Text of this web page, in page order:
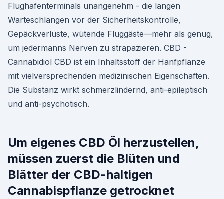
Flughafenterminals unangenehm - die langen
Warteschlangen vor der Sicherheitskontrolle,
Gepäckverluste, wütende Fluggäste—mehr als genug,
um jedermanns Nerven zu strapazieren. CBD -
Cannabidiol CBD ist ein Inhaltsstoff der Hanfpflanze
mit vielversprechenden medizinischen Eigenschaften.
Die Substanz wirkt schmerzlindernd, anti-epileptisch
und anti-psychotisch.
Um eigenes CBD Öl herzustellen,
müssen zuerst die Blüten und
Blätter der CBD-haltigen
Cannabispflanze getrocknet